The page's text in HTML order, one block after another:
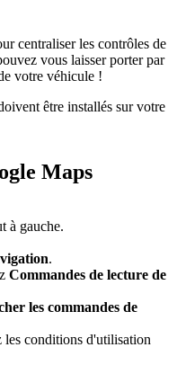
centraliser les contrôles de
vous laisser porter par
votre véhicule !
être installés sur votre
Maps
à gauche.
.
Commandes de lecture de
les commandes de
les conditions d'utilisation